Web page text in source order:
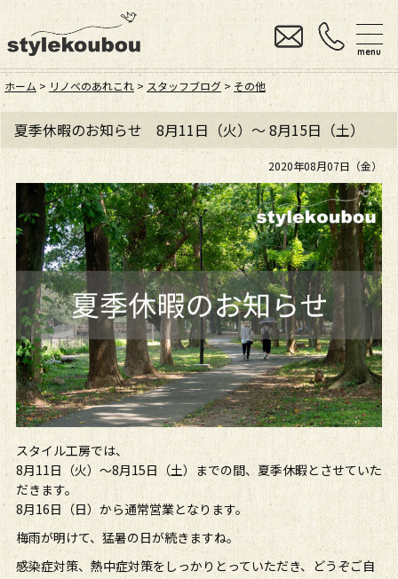
menu
ホーム > リノベのあれこれ > スタッフブログ > その他
夏季休暇のお知らせ 8月11日（火）～ 8月15日（土）
2020年08月07日（金）
スタイル工房では、
8月11日（火）～8月15日（土）までの間、夏季休暇とさせていた
だきます。
8月16日（日）から通常営業となります。
梅雨が明けて、猛暑の日が続きますね。
感染症対策、熱中症対策をしっかりとっていただき、どうぞご自